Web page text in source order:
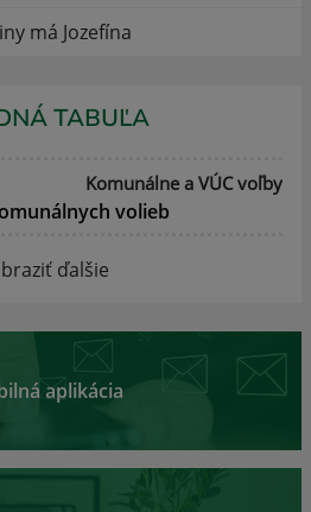
má Jozefína
TABUĽA
Komunálne a VÚC voľby
volieb
ďalšie
aplikácia